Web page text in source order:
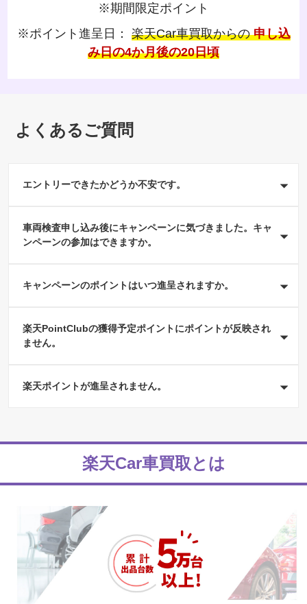
※期間限定ポイント
※ポイント進呈日： 楽天Car車買取からの申し込
み日の4か月後の20日頃
よくあるご質問
エントリーできたかどうか不安です。
いしております。
こちら からご確認ください。
車両検査申し込み後にキャンペーンに気づきました。キャ
ンペーンの参加はできますか。
す。
ください。
お申し込み日の翌月以降の場合は誠に申し訳ございませ
キャンペーンのポイントはいつ進呈されますか。
例）2月10日お振込み→6月20日頃ポイント進呈
楽天PointClubの獲得予定ポイントにポイントが反映され
ません。
キャンペーンとそうでないキャンペーンが存在します。
こちらをご確認ください。
楽天ポイントが進呈されません。
1.対象期間内に、楽天Car車買取にお申し込みをされた方
2.対象期間内に、エントリーをされた方(毎月1日10:00~
翌月1日9:59)
3.売買金額30万円(税込)以上でお車を売却し、振り込みが
完了した方(毎月1日10:00～開始日より3か月後の月末
23:59)
4.お申込月の会員ランクがダイヤモンド会員であること
楽天Car車買取とは